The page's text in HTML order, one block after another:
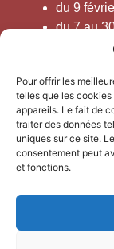
Pour offrir les
telles que les
appareils. Le fait de
traiter des données
uniques sur ce site.
consentement peut
et fonctions.
du 9
du 7 au
du 1er
Horaires
Du 1er
du lundi
Du 1er juillet